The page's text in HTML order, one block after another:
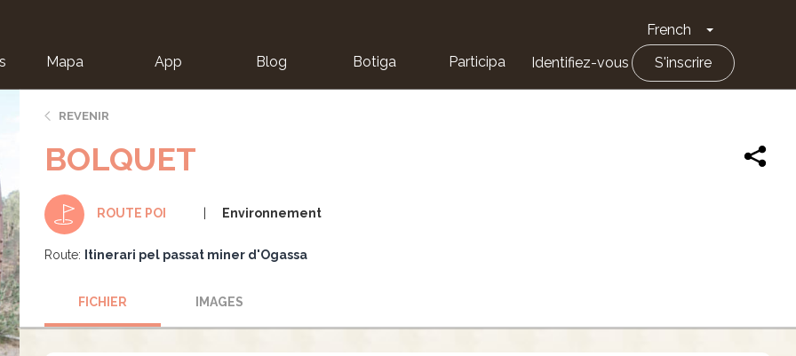
French Toggle
Mapa App Blog Botiga Participa Identifiez-vous S'inscrire
REVENIR
BOLQUET
ROUTE POI Environnement
Route: Itinerari pel passat miner d'Ogassa
FICHIER IMAGES